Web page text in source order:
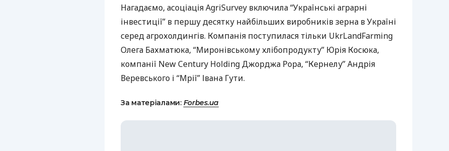
Нагадаємо, асоціація AgriSurvey включила “Українські аграрні
інвестиції” в першу десятку найбільших виробників зерна в Україні
серед агрохолдингів. Компанія поступилася тільки UkrLandFarming
Олега Бахматюка, “Миронівському хлібопродукту” Юрія Косюка,
компанії New Century Holding Джорджа Рора, “Кернелу” Андрія
Веревського і “Мрії” Івана Гути.
За матеріалами: Forbes.ua